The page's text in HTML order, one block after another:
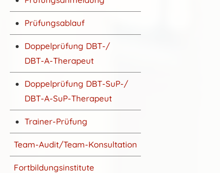
Prüfungsablauf
Doppelprüfung DBT-/
DBT-A-Therapeut
Doppelprüfung DBT-SuP-/
DBT-A-SuP-Therapeut
Trainer-Prüfung
Team-Audit/Team-Konsultation
Fortbildungsinstitute